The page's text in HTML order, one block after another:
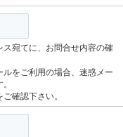
宛てに、お問合せ内容の確
をご利用の場合、迷惑メー
確認下さい。